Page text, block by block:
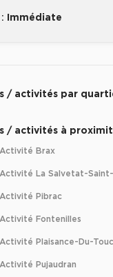
Immédiate
/ activités par
/ activités à
Brax
La Salvetat-Saint-
Pibrac
Fontenilles
Plaisance-Du-
Pujaudran